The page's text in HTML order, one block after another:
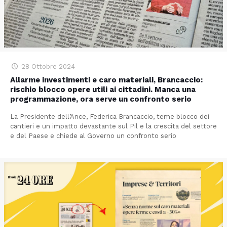
28 Ottobre 2024
Allarme investimenti e caro materiali, Brancaccio:
rischio blocco opere utili ai cittadini. Manca una
programmazione, ora serve un confronto serio
La Presidente dell’Ance, Federica Brancaccio, teme blocco dei
cantieri e un impatto devastante sul Pil e la crescita del settore
e del Paese e chiede al Governo un confronto serio